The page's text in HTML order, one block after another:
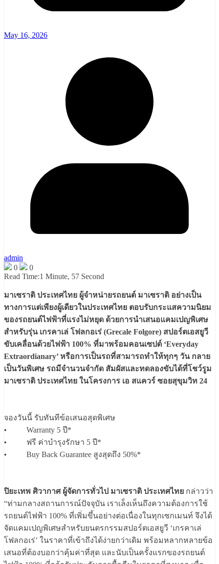
May 16, 2026
admin
0
0
Read Time:1 Minute, 57 Second
มาเซราติ ประเทศไทย ผู้จำหน่ายรถยนต์ มาเซราติ อย่างเป็น
ทางการแต่เพียงผู้เดียวในประเทศไทย ตอบรับกระแสความนิยม
ของรถยนต์ไฟฟ้าที่แรงไม่หยุด ด้วยการนำเสนอแคมเปญพิเศษ
สำหรับรุ่น เกรคาเล่ โฟลกอเร่ (Grecale Folgore) สปอร์ตเอสยูวี
ขับเคลื่อนด้วยไฟฟ้า 100% ที่มาพร้อมคอนเซปต์ ‘Everyday
Extraordianary’ หรือการเป็นรถที่สามารถทำให้ทุกๆ วัน กลาย
เป็นวันพิเศษ รถมีจำนวนจำกัด สัมผัสและทดลองขับได้ที่โชว์รูม
มาเซราติ ประเทศไทย ในโครงการ เอ สแควร์ ซอยสุขุมวิท 24
จองวันนี้ รับทันทีข้อเสนอสุดพิเศษ
• Warranty 5 ปี*
• ฟรี ค่าบำรุงรักษา 5 ปี*
• Buy Back Guarantee สูงสุดถึง 50%*
ปิยะเทพ ศิวากาศ ผู้จัดการทั่วไป มาเซราติ ประเทศไทย กล่าวว่า
“ท่ามกลางสถานการณ์ปัจจุบัน เราเล็งเห็นถึงความต้องการใช้
รถยนต์ไฟฟ้า 100% ที่เพิ่มขึ้นอย่างต่อเนื่องในทุกเซกเมนท์ จึงได้
จัดแคมเปญพิเศษสำหรับยนตรกรรมสปอร์ตเอสยูวี ‘เกรคาเล่
โฟลกอเร่’ ในราคาที่เข้าถึงได้ง่ายกว่าเดิม พร้อมหลากหลายข้อ
เสนอที่ต้องบอกว่าคุ้มค่าที่สุด และนับเป็นครั้งแรกของรถยนต์